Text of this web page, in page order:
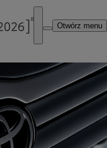
Otwórz menu
marką